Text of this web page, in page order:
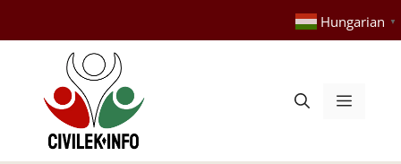
tartalomba
Hungarian ▼
Menü